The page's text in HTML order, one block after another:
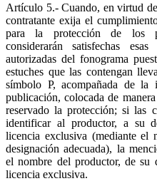
Artículo 5.- Cuando, en virtud
contratante exija el
para la protección de los
considerarán satisfechas
autorizadas del fonograma
estuches que las contengan
símbolo P, acompañada de
publicación, colocada de
reservado la protección; si las
identificar al productor, a su
licencia exclusiva (mediante el
designación adecuada), la
el nombre del productor, de su
licencia exclusiva.